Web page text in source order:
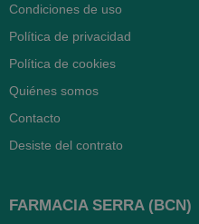
Condiciones de uso
Política de privacidad
Política de cookies
Quiénes somos
Contacto
Desiste del contrato
FARMACIA SERRA (BCN)